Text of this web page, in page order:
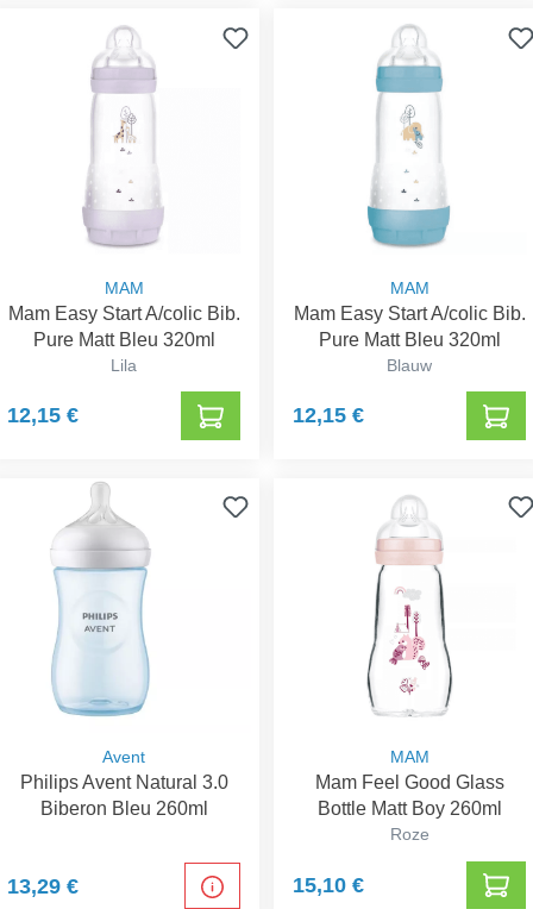
MAM
Mam Easy Start A/colic Bib.
Pure Matt Bleu 320ml
Lila
12,15 €
MAM
Mam Easy Start A/colic Bib.
Pure Matt Bleu 320ml
Blauw
12,15 €
Avent
Philips Avent Natural 3.0
Biberon Bleu 260ml
13,29 €
MAM
Mam Feel Good Glass
Bottle Matt Boy 260ml
Roze
15,10 €